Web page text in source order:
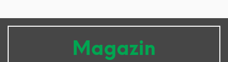
Magazin